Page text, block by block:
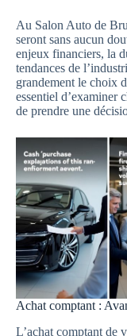
Au Salon Auto de
seront sans aucun
enjeux financiers, la
tendances de
grandement le choix
essentiel d’examiner
de prendre une
Achat comptant :
L’achat comptant de